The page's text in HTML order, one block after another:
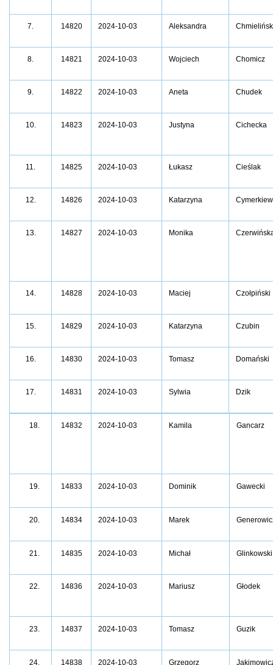
7. 14820 2024-10-03 Aleksandra
8. 14821 2024-10-03 Wojciech Chomicz
9. 14822 2024-10-03 Aneta Chudek
10. 14823 2024-10-03 Justyna Cichecka
11. 14825 2024-10-03 Łukasz Cieślak
12. 14826 2024-10-03 Katarzyna
13. 14827 2024-10-03 Monika
14. 14828 2024-10-03 Maciej Czołpiński
15. 14829 2024-10-03 Katarzyna Czubin
16. 14830 2024-10-03 Tomasz Domański
17. 14831 2024-10-03 Sylwia Dzik
18. 14832 2024-10-03 Kamila Gancarz
19. 14833 2024-10-03 Dominik Gawecki
20. 14834 2024-10-03 Marek
21. 14835 2024-10-03 Michał Glinkowski
22. 14836 2024-10-03 Mariusz Głodek
23. 14837 2024-10-03 Tomasz Guzik
24. 14838 2024-10-03 Grzegorz